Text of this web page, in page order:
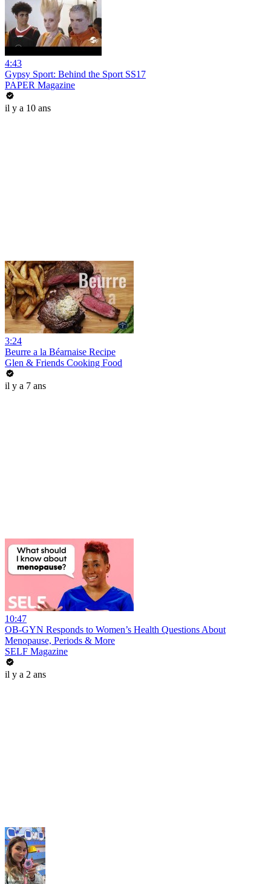
4:43
Gypsy Sport: Behind the Sport SS17
PAPER Magazine
il y a 10 ans
3:24
Beurre a la Béarnaise Recipe
Glen & Friends Cooking Food
il y a 7 ans
10:47
OB-GYN Responds to Women’s Health Questions About
Menopause, Periods & More
SELF Magazine
il y a 2 ans